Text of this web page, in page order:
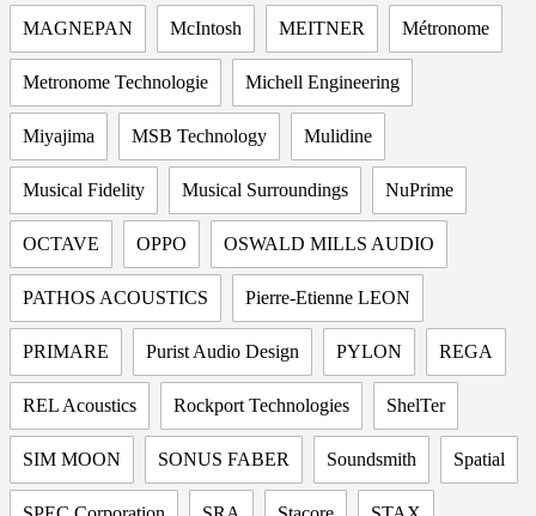
MAGNEPAN McIntosh MEITNER Métronome
Metronome Technologie Michell Engineering
Miyajima MSB Technology Mulidine
Musical Fidelity Musical Surroundings NuPrime
OCTAVE OPPO OSWALD MILLS AUDIO
PATHOS ACOUSTICS Pierre-Etienne LEON
PRIMARE Purist Audio Design PYLON REGA
REL Acoustics Rockport Technologies ShelTer
SIM MOON SONUS FABER Soundsmith Spatial